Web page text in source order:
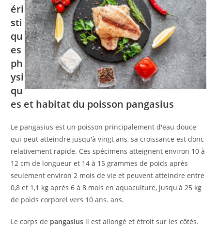
éri
sti
qu
es
ph
ysi
qu
es et habitat du poisson pangasius
Le pangasius est un poisson principalement d'eau douce
qui peut atteindre jusqu'à vingt ans, sa croissance est donc
relativement rapide. Ces spécimens atteignent environ 10 à
12 cm de longueur et 14 à 15 grammes de poids après
seulement environ 2 mois de vie et peuvent atteindre entre
0,8 et 1,1 kg après 6 à 8 mois en aquaculture, jusqu'à 25 kg
de poids corporel vers 10 ans. ans.
Le corps de pangasius il est allongé et étroit sur les côtés.